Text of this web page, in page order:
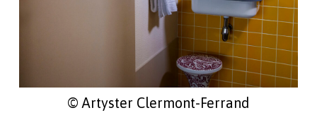
© Artyster Clermont-Ferrand